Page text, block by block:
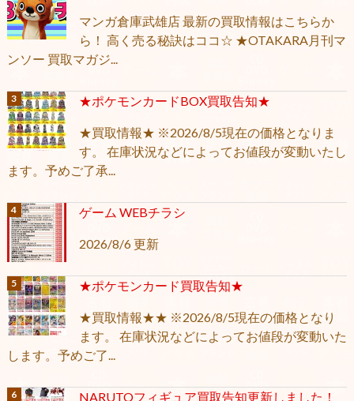
マンガ倉庫武雄店 最新の買取情報はこちらか
ら！ 高く売る秘訣はココ☆ ★OTAKARA月刊マ
ンソー 買取マガジ...
★ポケモンカードBOX買取告知★
★買取情報★ ※2026/8/5現在の価格となりま
す。 在庫状況などによってお値段が変動いたし
ます。予めご了承...
ゲーム WEBチラシ
2026/8/6 更新
★ポケモンカード買取告知★
★買取情報★★ ※2026/8/5現在の価格となり
ます。 在庫状況などによってお値段が変動いた
します。予めご了...
NARUTOフィギュア買取告知更新しました！